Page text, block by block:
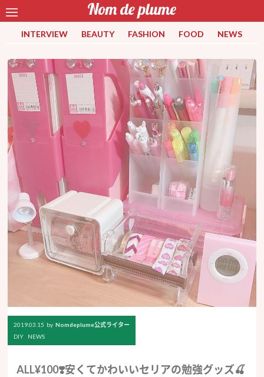
INTERVIEW BEAUTY FASHION FOOD NEWS
2019.03.15 by Nomdeplume公式ライター
DIY
NEWS
ALL¥100❣️安くてかわいいセリアの勉強グッズ🍒